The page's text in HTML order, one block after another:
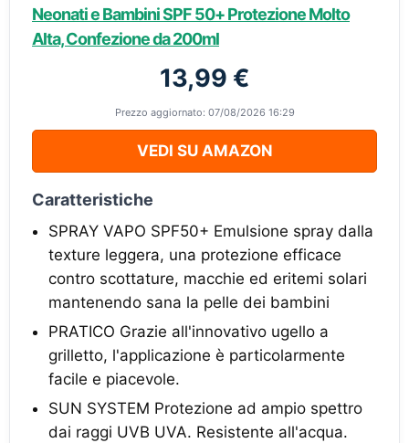
Neonati e Bambini SPF 50+ Protezione Molto
Alta, Confezione da 200ml
13,99 €
Prezzo aggiornato: 07/08/2026 16:29
VEDI SU AMAZON
Caratteristiche
SPRAY VAPO SPF50+ Emulsione spray dalla
texture leggera, una protezione efficace
contro scottature, macchie ed eritemi solari
mantenendo sana la pelle dei bambini
PRATICO Grazie all'innovativo ugello a
grilletto, l'applicazione è particolarmente
facile e piacevole.
SUN SYSTEM Protezione ad ampio spettro
dai raggi UVB UVA. Resistente all'acqua.